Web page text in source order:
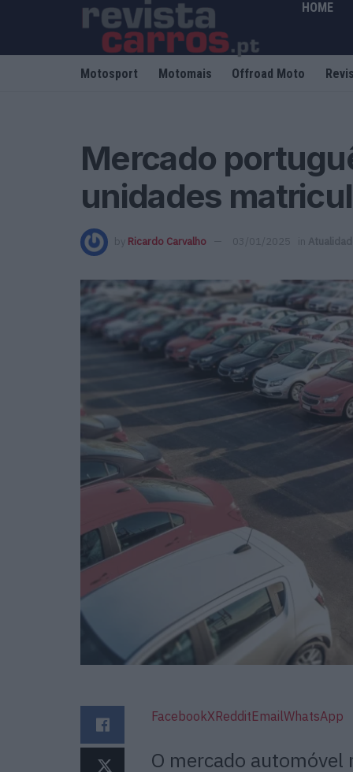
HOME
Motosport Motomais Offroad Moto
Mercado
unidades
by Ricardo Carvalho 03/01/2025 in
FacebookXRedditEmailWhatsApp
O mercado